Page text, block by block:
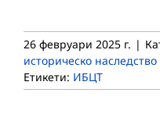
26 февруари 2025 г. |
историческо
Етикети: ИБЦТ